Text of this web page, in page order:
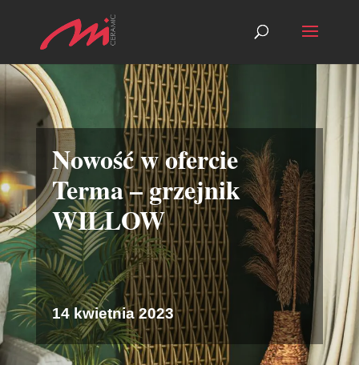
Nowość w ofercie
Terma – grzejnik
WILLOW
14 kwietnia 2023